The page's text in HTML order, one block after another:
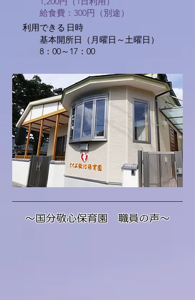
給食費：300円（別途）
利用できる​ 日時
基本開所日（月曜日～土曜日）
8：00～17：00
～国分敬心保育園 職員の声～